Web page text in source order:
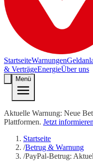
StartseiteWarnungen
& VerträgeEnergieÜber uns
Menü
Aktuelle Warnung: Neue
Plattformen. Jetzt
Startseite
/Betrug & Warnung
/PayPal-Betrug: